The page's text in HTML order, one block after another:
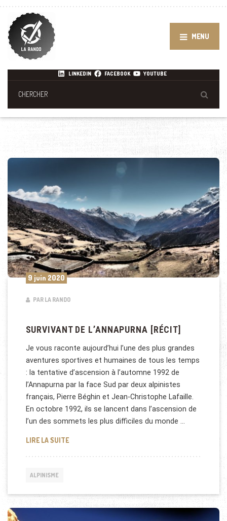
MENU
LINKEDIN FACEBOOK YOUTUBE
9 juin 2020
PAR LA RANDO
SURVIVANT DE L’ANNAPURNA [RÉCIT]
Je vous raconte aujourd’hui l’une des plus grandes
aventures sportives et humaines de tous les temps
: la tentative d’ascension à l’automne 1992 de
l’Annapurna par la face Sud par deux alpinistes
français, Pierre Béghin et Jean-Christophe Lafaille.
En octobre 1992, ils se lancent dans l’ascension de
l’un des sommets les plus difficiles du monde …
LIRE LA SUITESURVIVANT DE L’ANNAPURNA [RÉCIT]
ALPINISME